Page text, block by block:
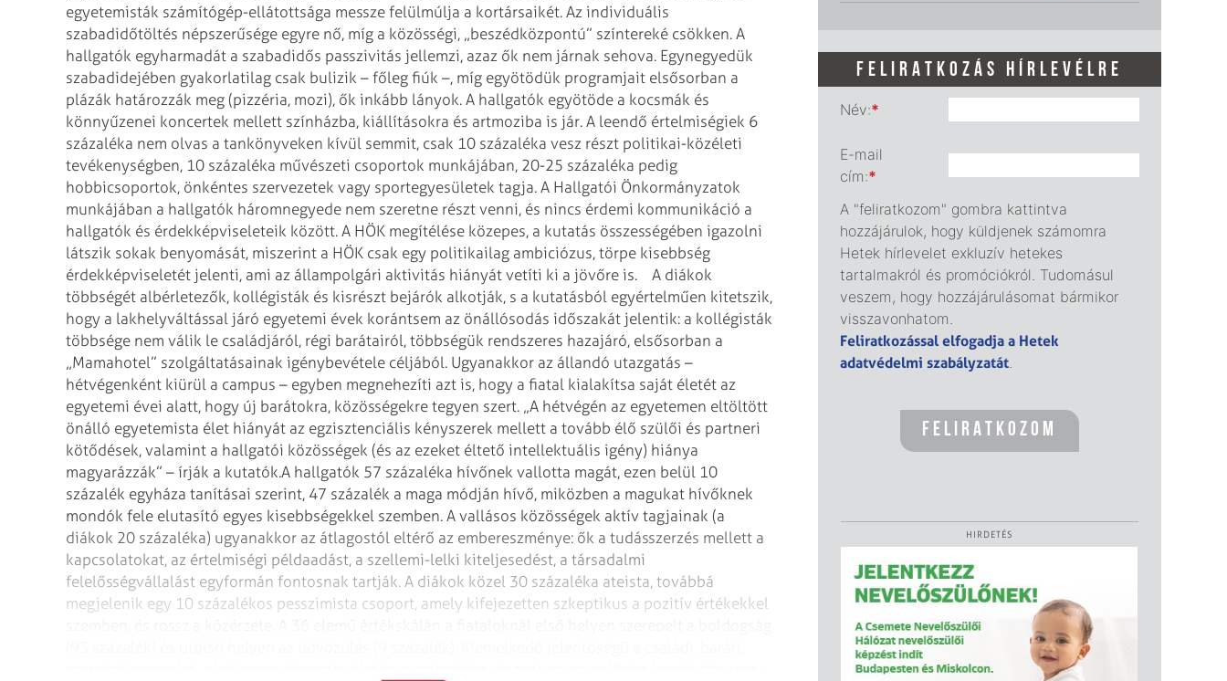
egyetemisták számítógép-ellátottsága messze felülmúlja a kortársaikét. Az individuális
szabadidőtöltés népszerűsége egyre nő, míg a közösségi, „beszédközpontú” színtereké csökken. A
hallgatók egyharmadát a szabadidős passzivitás jellemzi, azaz ők nem járnak sehova. Egynegyedük
szabadidejében gyakorlatilag csak bulizik – főleg fiúk –, míg egyötödük programjait elsősorban a
plázák határozzák meg (pizzéria, mozi), ők inkább lányok. A hallgatók egyötöde a kocsmák és
könnyűzenei koncertek mellett színházba, kiállításokra és artmoziba is jár. A leendő értelmiségiek 6
százaléka nem olvas a tankönyveken kívül semmit, csak 10 százaléka vesz részt politikai-közéleti
tevékenységben, 10 százaléka művészeti csoportok munkájában, 20-25 százaléka pedig
hobbicsoportok, önkéntes szervezetek vagy sportegyesületek tagja. A Hallgatói Önkormányzatok
munkájában a hallgatók háromnegyede nem szeretne részt venni, és nincs érdemi kommunikáció a
hallgatók és érdekképviseleteik között. A HÖK megítélése közepes, a kutatás összességében igazolni
látszik sokak benyomását, miszerint a HÖK csak egy politikailag ambiciózus, törpe kisebbség
érdekképviseletét jelenti, ami az állampolgári aktivitás hiányát vetíti ki a jövőre is. A diákok
többségét albérletezők, kollégisták és kisrészt bejárók alkotják, s a kutatásból egyértelműen kitetszik,
hogy a lakhelyváltással járó egyetemi évek korántsem az önállósodás időszakát jelentik: a kollégisták
többsége nem válik le családjáról, régi barátairól, többségük rendszeres hazajáró, elsősorban a
„Mamahotel” szolgáltatásainak igénybevétele céljából. Ugyanakkor az állandó utazgatás –
hétvégenként kiürül a campus – egyben megnehezíti azt is, hogy a fiatal kialakítsa saját életét az
egyetemi évei alatt, hogy új barátokra, közösségekre tegyen szert. „A hétvégén az egyetemen eltöltött
önálló egyetemista élet hiányát az egzisztenciális kényszerek mellett a tovább élő szülői és partneri
kötődések, valamint a hallgatói közösségek (és az ezeket éltető intellektuális igény) hiánya
magyarázzák” – írják a kutatók.A hallgatók 57 százaléka hívőnek vallotta magát, ezen belül 10
százalék egyháza tanításai szerint, 47 százalék a maga módján hívő, miközben a magukat hívőknek
mondók fele elutasító egyes kisebbségekkel szemben. A vallásos közösségek aktív tagjainak (a
diákok 20 százaléka) ugyanakkor az átlagostól eltérő az embereszménye: ők a tudásszerzés mellett a
kapcsolatokat, az értelmiségi példaadást, a szellemi-lelki kiteljesedést, a társadalmi
felelősségvállalást egyformán fontosnak tartják. A diákok közel 30 százaléka ateista, továbbá
megjelenik egy 10 százalékos pesszimista csoport, amely kifejezetten szkeptikus a pozitív értékekkel
FELIRATKOZÁS HÍRLEVÉLRE
Név:*
E-mail
cím:*
A "feliratkozom" gombra kattintva
hozzájárulok, hogy küldjenek számomra
Hetek hírlevelet exkluzív hetekes
tartalmakról és promóciókról. Tudomásul
veszem, hogy hozzájárulásomat bármikor
visszavonhatom.
Feliratkozással elfogadja a Hetek
adatvédelmi szabályzatát.
HIRDETÉS